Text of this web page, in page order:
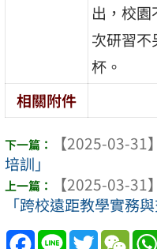
出，校
次研習
杯。
相關附件
【2025-03-31】
培訓」
【2025-03-31】
「跨校遠距教學實務
Facebook
Line Twitter